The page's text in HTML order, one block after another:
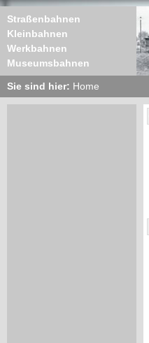
Straßenbahnen
Kleinbahnen
Werkbahnen
Museumsbahnen
Sie sind hier: Home